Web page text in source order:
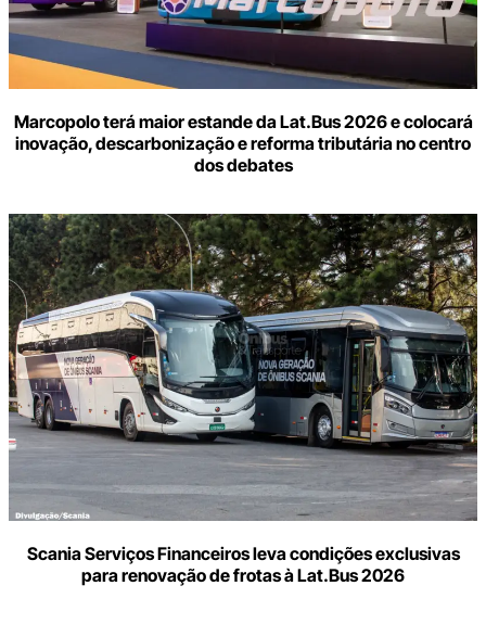
Marcopolo terá maior estande da Lat.Bus 2026 e colocará
inovação, descarbonização e reforma tributária no centro
dos debates
Scania Serviços Financeiros leva condições exclusivas
para renovação de frotas à Lat.Bus 2026